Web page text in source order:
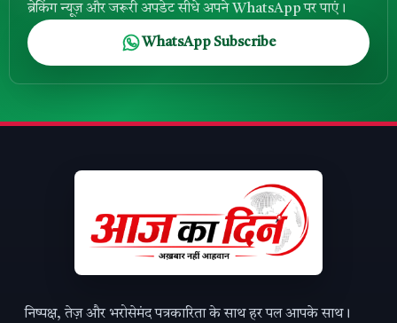
ब्रेकिंग न्यूज़ और जरूरी अपडेट सीधे अपने WhatsApp पर पाएं।
WhatsApp Subscribe
निष्पक्ष, तेज़ और भरोसेमंद पत्रकारिता के साथ हर पल आपके साथ।